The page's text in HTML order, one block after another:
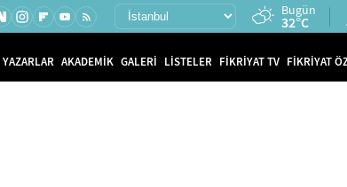
Bugün
32°C
YAZARLAR AKADEMİK GALERİ LİSTELER FİKRİYAT TV FİKRİYAT